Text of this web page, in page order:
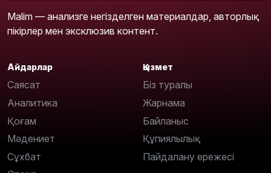
Malim — анализге негізделген материалдар, авторлық
пікірлер мен эксклюзив контент.
Айдарлар
Саясат
Аналитика
Қоғам
Мәдениет
Сұхбат
Қызмет
Біз туралы
Жарнама
Байланыс
Құпиялылық
Пайдалану ережесі